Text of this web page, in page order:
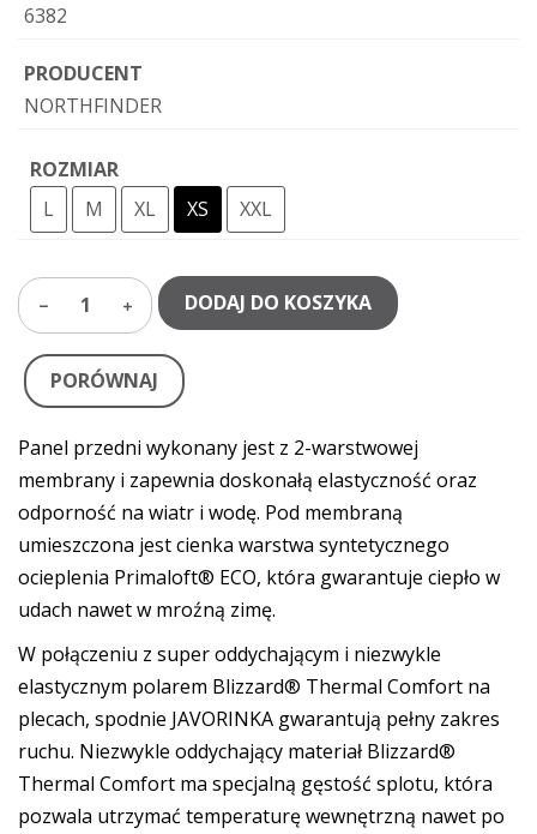
6382
PRODUCENT
NORTHFINDER
ROZMIAR
L
M XL XS XXL
1 DODAJ DO KOSZYKA
PORÓWNAJ
Panel przedni wykonany jest z 2-warstwowej
membrany i zapewnia doskonałą elastyczność oraz
odporność na wiatr i wodę. Pod membraną
umieszczona jest cienka warstwa syntetycznego
ocieplenia Primaloft® ECO, która gwarantuje ciepło w
udach nawet w mroźną zimę.
W połączeniu z super oddychającym i niezwykle
elastycznym polarem Blizzard® Thermal Comfort na
plecach, spodnie JAVORINKA gwarantują pełny zakres
ruchu. Niezwykle oddychający materiał Blizzard®
Thermal Comfort ma specjalną gęstość splotu, która
pozwala utrzymać temperaturę wewnętrzną nawet po